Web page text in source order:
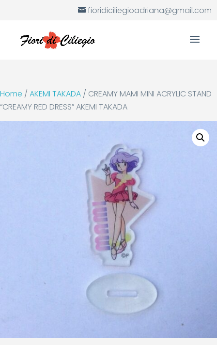
fioridiciliegioadriana@gmail.com
Home / AKEMI TAKADA / CREAMY MAMI MINI ACRYLIC STAND
“CREAMY RED DRESS” AKEMI TAKADA